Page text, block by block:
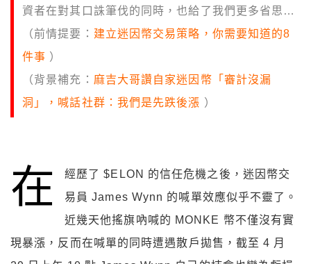
資者在對其口誅筆伐的同時，也給了我們更多省思…
（前情提要： 建立迷因幣交易策略，你需要知道的8
件事 ）
（背景補充： 麻吉大哥讚自家迷因幣「審計沒漏
洞」，喊話社群：我們是先跌後漲 ）
在
經歷了 $ELON 的信任危機之後，迷因幣交
易員 James Wynn 的喊單效應似乎不靈了。
近幾天他搖旗吶喊的 MONKE 幣不僅沒有實
現暴漲，反而在喊單的同時遭遇散戶拋售，截至 4 月